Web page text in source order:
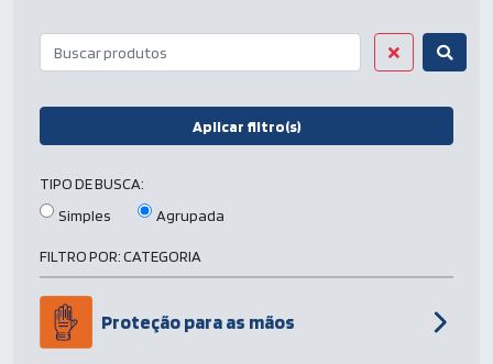
Aplicar filtro(s)
TIPO DE BUSCA:
Simples
Agrupada
FILTRO POR:CATEGORIA
Proteção para as mãos